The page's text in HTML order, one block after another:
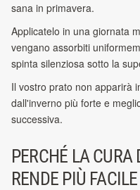
sana in primavera.
Applicatelo in una giornata
vengano assorbiti
spinta silenziosa sotto la
Il vostro prato non apparirà
dall'inverno più forte e
successiva.
PERCHÉ LA CURA
RENDE PIÙ